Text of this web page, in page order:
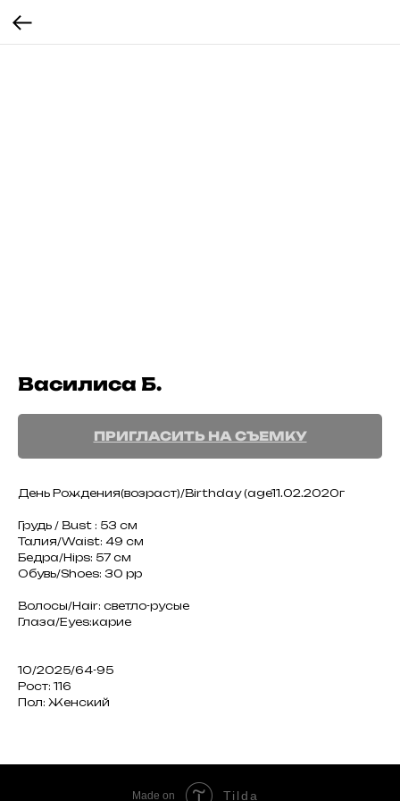
Василиса Б.
ПРИГЛАСИТЬ НА СЪЕМКУ
День Рождения(возраст)/Birthday (age11.02.2020г
Грудь / Bust : 53 см
Талия/Waist: 49 см
Бедра/Hips: 57 см
Обувь/Shoes: 30 рр
Волосы/Hair: светло-русые
Глаза/Eyes:карие
10/2025/64-95
Рост: 116
Пол: Женский
Made on Tilda